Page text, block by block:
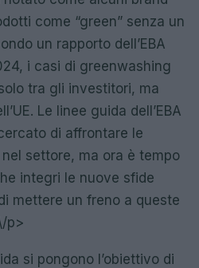
come “green” senza un
un rapporto dell’EBA
i casi di greenwashing
tra gli investitori, ma
Le linee guida dell’EBA
di affrontare le
settore, ma ora è tempo
integri le nuove sfide
mettere un freno a queste
p>
si pongono l’obiettivo di